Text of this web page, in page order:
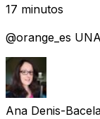
17 minutos
@orange_es
Ana Denis-